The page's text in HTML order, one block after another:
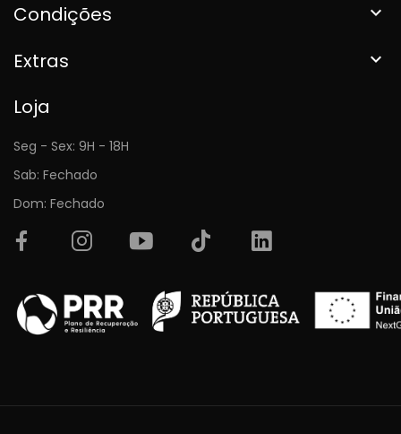
Condições 
Extras 
Loja
Seg - Sex: 9H - 18H
Sab: Fechado
Dom: Fechado